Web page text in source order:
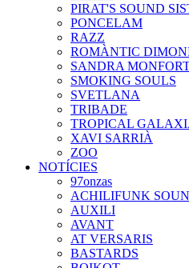
PIRAT'S SOUND
PONCELAM
RAZZ
ROMÀNTIC
SANDRA
SMOKING SOULS
SVETLANA
TRIBADE
TROPICAL
XAVI SARRIÀ
ZOO
NOTÍCIES
97onzas
ACHILIFUNK
AUXILI
AVANT
AT VERSARIS
BASTARDS